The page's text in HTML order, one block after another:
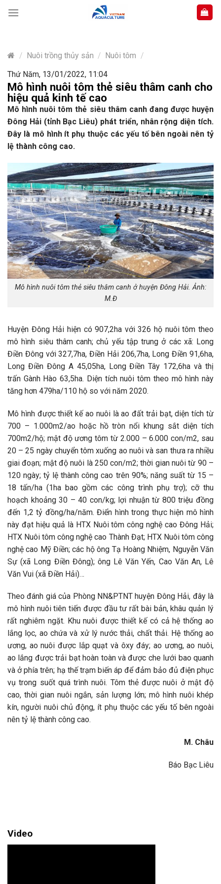
content
/ Nuôi trồng thủy sản / Nuôi tôm /
Thứ Năm, 13/01/2022, 11:04
Mô hình nuôi tôm thẻ siêu thâm canh cho
hiệu quả kinh tế cao
Mô hình nuôi tôm thẻ siêu thâm canh đang được huyện
Đông Hải (tỉnh Bạc Liêu) phát triển, nhân rộng diện tích.
Đây là mô hình ít phụ thuộc các yếu tố bên ngoài nên tỷ
lệ thành công cao.
Mô hình nuôi tôm thẻ siêu thâm canh ở huyện Đông Hải. Ảnh:
M.Đ
Huyện Đông Hải hiện có 907,2ha với 326 hộ nuôi tôm theo
mô hình siêu thâm canh; chủ yếu tập trung ở các xã: Long
Điền Đông với 327,7ha, Điền Hải 206,7ha, Long Điền 91,6ha,
Long Điền Đông A 45,05ha, Long Điền Tây 172,6ha và thị
trấn Gành Hào 63,5ha. Diện tích nuôi tôm theo mô hình này
tăng hơn 479ha/110 hộ so với năm 2020.
Mô hình được thiết kế ao nuôi là ao đất trải bạt, diện tích từ
700 – 1.000m2/ao hoặc hồ tròn nổi khung sắt diện tích
700m2/hộ; mật độ ương tôm từ 2.000 – 6.000 con/m2, sau
20 – 25 ngày chuyển tôm xuống ao nuôi và san thưa ra nhiều
giai đoạn; mật độ nuôi là 250 con/m2; thời gian nuôi từ 90 –
120 ngày; tỷ lệ thành công cao trên 90%; năng suất từ 15 –
18 tấn/ha (1ha bao gồm các công trình phụ trợ); cỡ thu
hoạch khoảng 30 – 40 con/kg; lợi nhuận từ 800 triệu đồng
đến 1,2 tỷ đồng/ha/năm. Điển hình trong thực hiện mô hình
này đạt hiệu quả là HTX Nuôi tôm công nghệ cao Đông Hải;
HTX Nuôi tôm công nghệ cao Thành Đạt; HTX Nuôi tôm công
nghệ cao Mỹ Điền; các hộ ông Tạ Hoàng Nhiệm, Nguyễn Văn
Sự (xã Long Điền Đông); ông Lê Văn Yến, Cao Văn An, Lê
Văn Vui (xã Điền Hải)…
Theo đánh giá của Phòng NN&PTNT huyện Đông Hải, đây là
mô hình nuôi tiên tiến được đầu tư rất bài bản, khâu quản lý
rất nghiêm ngặt. Khu nuôi được thiết kế có cả hệ thống ao
lắng lọc, ao chứa và xử lý nước thải, chất thải. Hệ thống ao
ương, ao nuôi được lắp quạt và ôxy đáy; ao ương, ao nuôi,
ao lắng được trải bạt hoàn toàn và được che lưới bao quanh
và ở phía trên; hạ thế trạm biến áp để đảm bảo đủ điện phục
vụ trong suốt quá trình nuôi. Tôm thẻ được nuôi ở mật độ
cao, thời gian nuôi ngắn, sản lượng lớn; mô hình nuôi khép
kín, người nuôi chủ động, ít phụ thuộc các yếu tố bên ngoài
nên tỷ lệ thành công cao.
M. Châu
Báo Bạc Liêu
Video